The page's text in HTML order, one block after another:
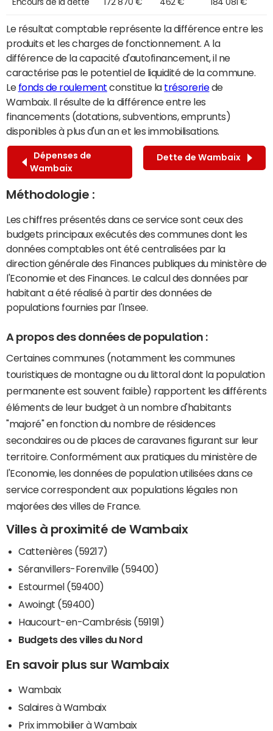
Le résultat comptable représente la différence entre les
produits et les charges de fonctionnement. A la
différence de la capacité d'autofinancement, il ne
caractérise pas le potentiel de liquidité de la commune.
Le fonds de roulement constitue la trésoreriede
Wambaix. Il résulte de la différence entre les
financements (dotations, subventions, emprunts)
disponibles à plus d'un an et les immobilisations.
Dépenses de
Wambaix
Dette de Wambaix
Méthodologie :
Les chiffres présentés dans ce service sont ceux des
budgets principaux exécutés des communes dont les
données comptables ont été centralisées par la
direction générale des Finances publiques du ministère de
l'Economie et des Finances. Le calcul des données par
habitant a été réalisé à partir des données de
populations fournies par l'Insee.
A propos des données de population :
Certaines communes (notamment les communes
touristiques de montagne ou du littoral dont la population
permanente est souvent faible) rapportent les différents
éléments de leur budget à un nombre d'habitants
"majoré" en fonction du nombre de résidences
secondaires ou de places de caravanes figurant sur leur
territoire. Conformément aux pratiques du ministère de
l'Economie, les données de population utilisées dans ce
service correspondent aux populations légales non
majorées des villes de France.
Villes à proximité de Wambaix
Cattenières (59217)
Séranvillers-Forenville (59400)
Estourmel (59400)
Awoingt (59400)
Haucourt-en-Cambrésis (59191)
Budgets des villes du Nord
En savoir plus sur Wambaix
Wambaix
Salaires à Wambaix
Prix immobilier à Wambaix